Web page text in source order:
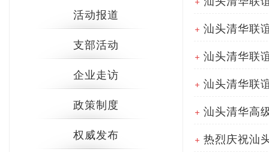
活动报道
支部活动
企业走访
政策制度
权威发布
汕头清华联
汕头清华联
汕头清华联
汕头清华高
热烈庆祝汕